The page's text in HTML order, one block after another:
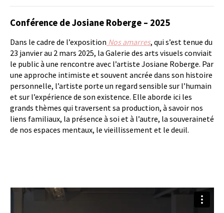
Conférence de Josiane Roberge – 2025
Dans le cadre de l’exposition Nos amarres, qui s’est tenue du
23 janvier au 2 mars 2025, la Galerie des arts visuels conviait
le public à une rencontre avec l’artiste Josiane Roberge. Par
une approche intimiste et souvent ancrée dans son histoire
personnelle, l’artiste porte un regard sensible sur l’humain
et sur l’expérience de son existence. Elle aborde ici les
grands thèmes qui traversent sa production, à savoir nos
liens familiaux, la présence à soi et à l’autre, la souveraineté
de nos espaces mentaux, le vieillissement et le deuil.